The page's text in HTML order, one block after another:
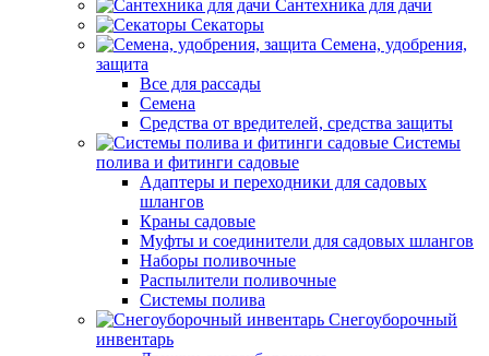
Сантехника для дачи
Секаторы
Семена, удобрения,
защита
Все для рассады
Семена
Средства от вредителей, средства защиты
Системы
полива и фитинги садовые
Адаптеры и переходники для садовых
шлангов
Краны садовые
Муфты и соединители для садовых шлангов
Наборы поливочные
Распылители поливочные
Системы полива
Снегоуборочный
инвентарь